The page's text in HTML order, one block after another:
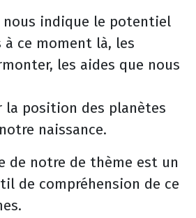
nous indique le potentiel
à ce moment là, les
les aides que nous
la position des planètes
naissance.
de notre de thème est un
de compréhension de ce